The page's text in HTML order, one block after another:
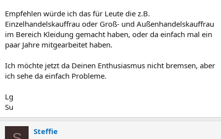
Empfehlen würde ich das für Leute die z.B.
Einzelhandelskauffrau oder Groß- und Außenhandelskauffrau
im Bereich Kleidung gemacht haben, oder da einfach mal ein
paar Jahre mitgearbeitet haben.
Ich möchte jetzt da Deinen Enthusiasmus nicht bremsen, aber
ich sehe da einfach Probleme.
Lg
Su
Steffie